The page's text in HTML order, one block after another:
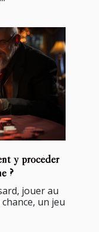
y procéder
?
jouer au
un jeu